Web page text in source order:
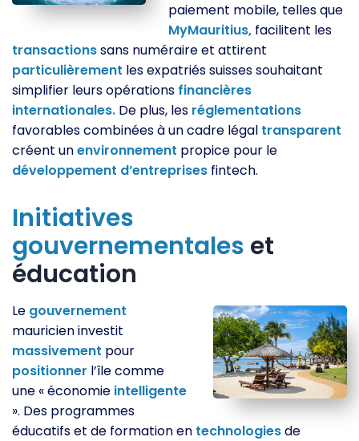
paiement mobile, telles que
MyMauritius, facilitent les
transactionssans numéraire et attirent
particulièrement les expatriés suisses souhaitant
simplifier leurs opérations financières
internationales. De plus, les réglementations
favorables combinées à un cadre légal transparent
créent unenvironnement propice pour le
développement d’entreprises fintech.
Initiatives
gouvernementales et
éducation
Le gouvernement
mauricien investit
massivement pour
positionner l’île comme
une « économie intelligente
». Des programmes
éducatifs et de formation en technologiesde